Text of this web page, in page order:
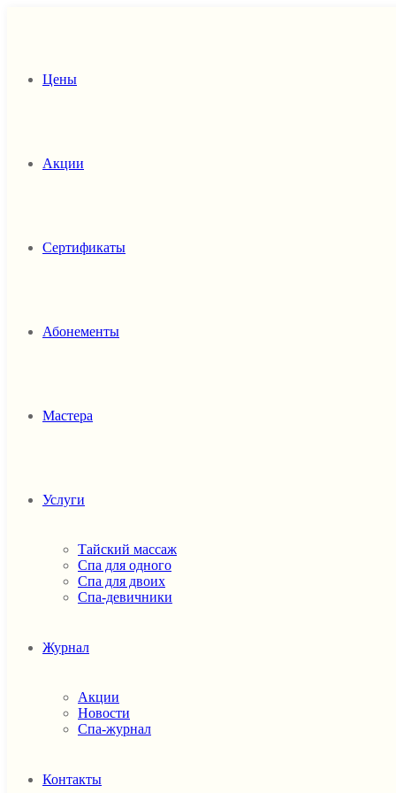
Цены
Акции
Сертификаты
Абонементы
Мастера
Услуги
Тайский массаж
Спа для одного
Спа для двоих
Спа-девичники
Журнал
Акции
Новости
Спа-журнал
Контакты